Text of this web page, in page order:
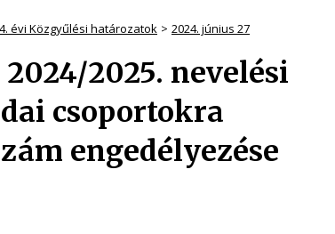
évi Közgyűlési határozatok 2024. június 27
2025. nevelési
csoportokra
engedélyezése